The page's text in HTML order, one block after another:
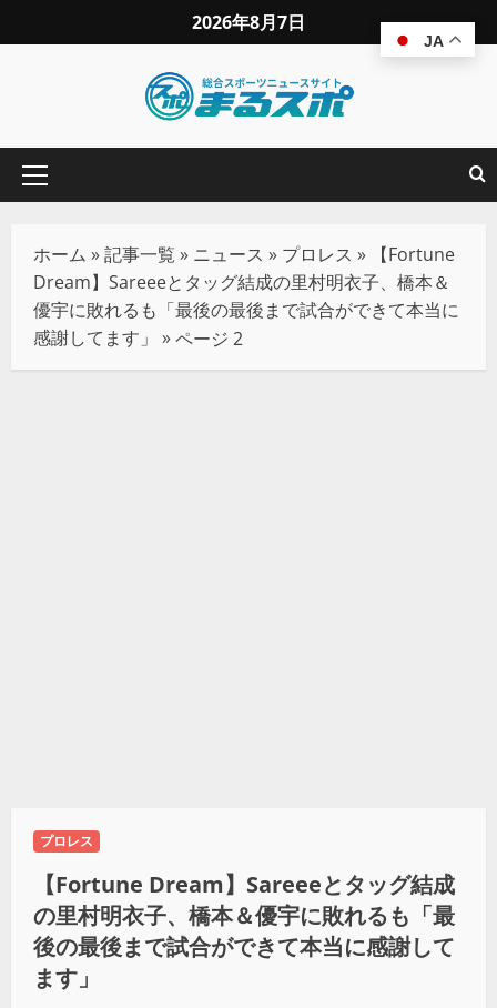
2026年8月7日
ホーム »記事一覧 » ニュース » プロレス »
【Fortune
Dream】Sareeeとタッグ結成の里村明衣子、橋本＆
優宇に敗れるも「最後の最後まで試合ができて本当に
感謝してます」 »ページ 2
プロレス
【Fortune Dream】Sareeeとタッグ結成
の里村明衣子、橋本＆優宇に敗れるも「最
後の最後まで試合ができて本当に感謝して
ます」
JA